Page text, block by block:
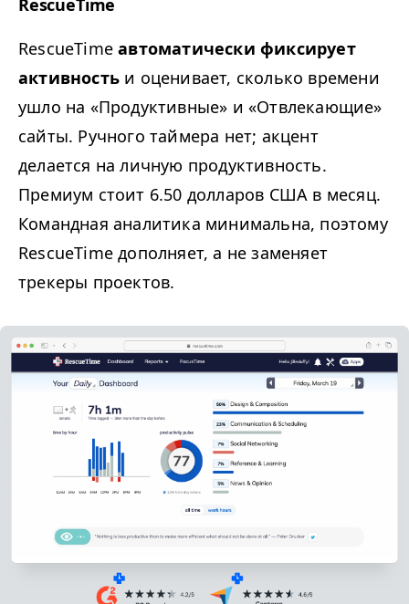
RescueTime
RescueTimeавтоматически фиксирует
активность и оценивает, сколько времени
ушло на «Продуктивные» и «Отвлекающие»
сайты. Ручного таймера нет; акцент
делается на личную продуктивность.
Премиум стоит 6.50 долларов США в месяц.
Командная аналитика минимальна, поэтому
RescueTime дополняет, а не заменяет
трекеры проектов.